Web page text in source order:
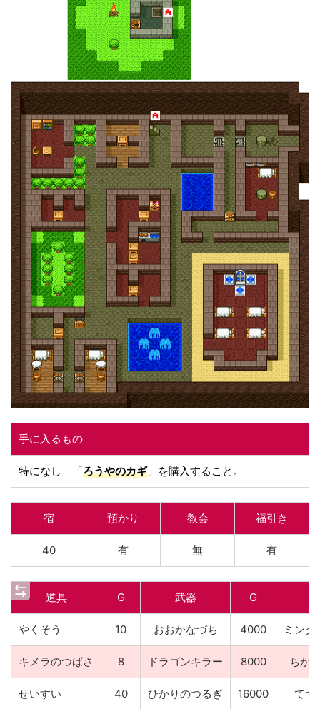
手に入るもの
特になし 「ろうやのカギ」を購入すること。
宿 預かり 教会 福引き
40 有 無 有
道具 G 武器 G
やくそう 10 おおかなづち 4000 ミンク
キメラのつばさ 8 ドラゴンキラー 8000 ちか
せいすい 40 ひかりのつるぎ 16000 てつ